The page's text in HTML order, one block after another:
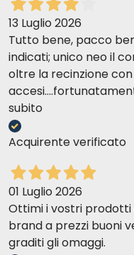
13 Luglio 2026
Tutto bene, pacco
indicati; unico neo il
oltre la recinzione
subito
Acquirente verificato
01 Luglio 2026
Ottimi i vostri
brand a prezzi buoni
graditi gli omaggi.